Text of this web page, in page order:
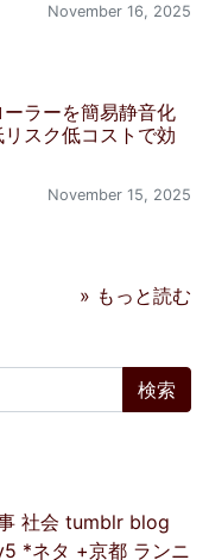
November 16, 2025
ラーを簡易静音化
スク低コストで効
November 15, 2025
» もっと読む
社会 tumblr blog
*ネタ +京都 ランニ